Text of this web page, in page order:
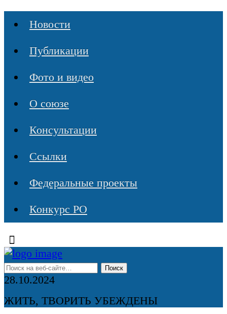
Новости
Публикации
Фото и видео
О союзе
Консультации
Ссылки
Федеральные проекты
Конкурс РО
28.10.2024
ЖИТЬ, ТВОРИТЬ УБЕЖДЕНЫ